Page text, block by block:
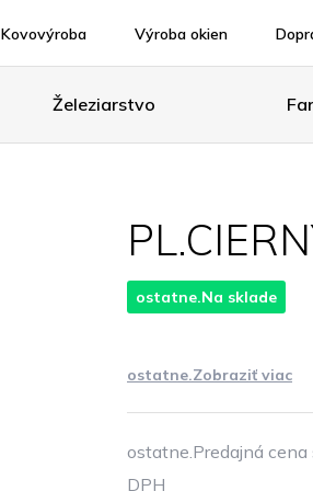
Kovovýroba Výroba okien
Železiarstvo
ostatne.Na sklade
ostatne.Zobraziť viac
ostatne.Predajná cena
DPH